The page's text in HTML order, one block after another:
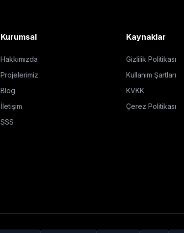
Kurumsal
Hakkımızda
Projelerimiz
Blog
İletişim
SSS
Kaynaklar
Gizlilik Politikası
Kullanım Şartları
KVKK
Çerez Politikası